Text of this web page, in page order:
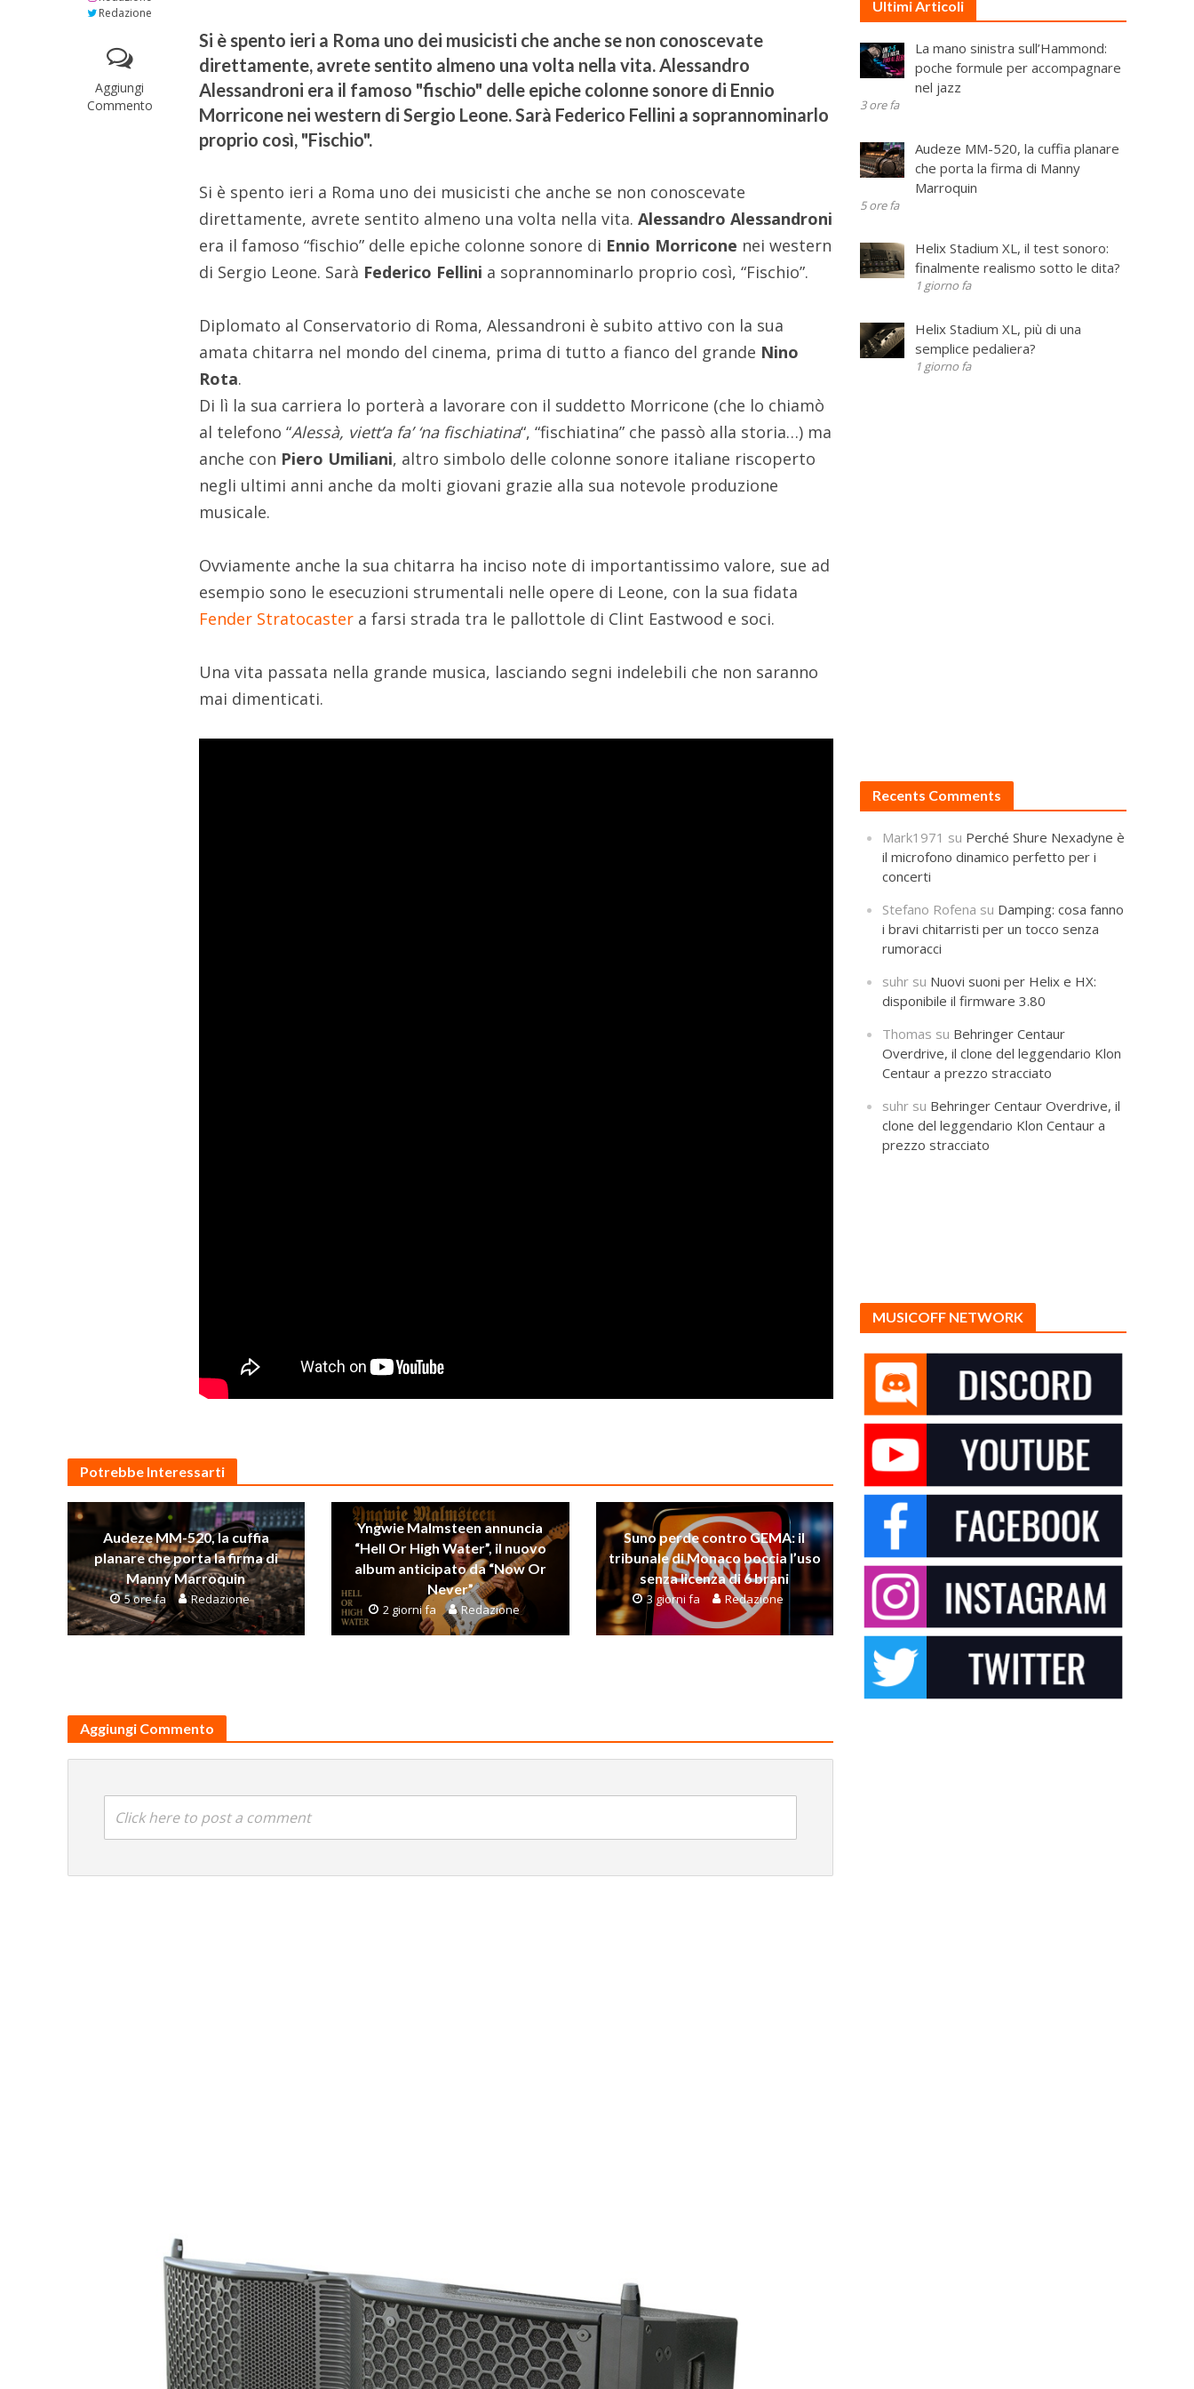
Redazione
Aggiungi
Commento
Si è spento ieri a Roma uno dei musicisti che anche se non conoscevate
direttamente, avrete sentito almeno una volta nella vita. Alessandro
Alessandroni era il famoso "fischio" delle epiche colonne sonore di Ennio
Morricone nei western di Sergio Leone. Sarà Federico Fellini a soprannominarlo
proprio così, "Fischio".
Si è spento ieri a Roma uno dei musicisti che anche se non conoscevate
direttamente, avrete sentito almeno una volta nella vita.Alessandro Alessandroni
era il famoso “fischio” delle epiche colonne sonore di Ennio Morricone nei western
di Sergio Leone. Sarà Federico Fellini a soprannominarlo proprio così, “Fischio”.
Diplomato al Conservatorio di Roma, Alessandroni è subito attivo con la sua
amata chitarra nel mondo del cinema, prima di tutto a fianco del grande Nino
Rota.
Di lì la sua carriera lo porterà a lavorare con il suddetto Morricone (che lo chiamò
al telefono “Alessà, viett’a fa’ ‘na fischiatina“, “fischiatina” che passò alla storia…) ma
anche con Piero Umiliani, altro simbolo delle colonne sonore italiane riscoperto
negli ultimi anni anche da molti giovani grazie alla sua notevole produzione
musicale.
Ovviamente anche la sua chitarra ha inciso note di importantissimo valore, sue ad
esempio sono le esecuzioni strumentali nelle opere di Leone, con la sua fidata
Fender Stratocaster a farsi strada tra le pallottole di Clint Eastwood e soci.
Una vita passata nella grande musica, lasciando segni indelebili che non saranno
mai dimenticati.
Potrebbe Interessarti
Audeze MM-520, la cuffia
planare che porta la firma di
Manny Marroquin
5 ore fa Redazione
Yngwie Malmsteen annuncia
“Hell Or High Water”, il nuovo
album anticipato da “Now Or
Never”
2 giorni fa Redazione
Suno perde contro GEMA: il
tribunale di Monaco boccia l’uso
senza licenza di 6 brani
3 giorni fa Redazione
Aggiungi Commento
Click here to post a comment
Ultimi Articoli
La mano sinistra sull’Hammond:
poche formule per accompagnare
nel jazz
3 ore fa
Audeze MM-520, la cuffia planare
che porta la firma di Manny
Marroquin
5 ore fa
Helix Stadium XL, il test sonoro:
finalmente realismo sotto le dita?
1 giorno fa
Helix Stadium XL, più di una
semplice pedaliera?
1 giorno fa
Recents Comments
Mark1971 su Perché Shure Nexadyne è
il microfono dinamico perfetto per i
concerti
Stefano Rofena su Damping: cosa fanno
i bravi chitarristi per un tocco senza
rumoracci
suhr su Nuovi suoni per Helix e HX:
disponibile il firmware 3.80
Thomas su Behringer Centaur
Overdrive, il clone del leggendario Klon
Centaur a prezzo stracciato
suhr su Behringer Centaur Overdrive, il
clone del leggendario Klon Centaur a
prezzo stracciato
MUSICOFF NETWORK